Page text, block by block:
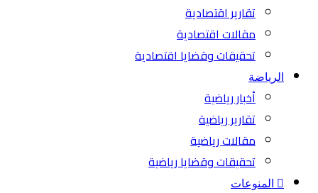
تقارير اقتصادية
مقالات اقتصادية
تحقيقات وقضايا اقتصادية
الرياضة
أخبار رياضية
تقارير رياضية
مقالات رياضية
تحقيقات وقضايا رياضية
المنوعات